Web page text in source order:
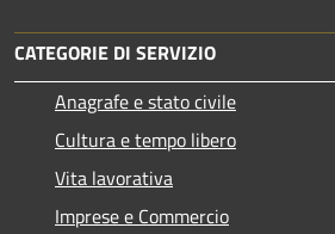
CATEGORIE DI SERVIZIO
Anagrafe e stato civile
Cultura e tempo libero
Vita lavorativa
Imprese e Commercio